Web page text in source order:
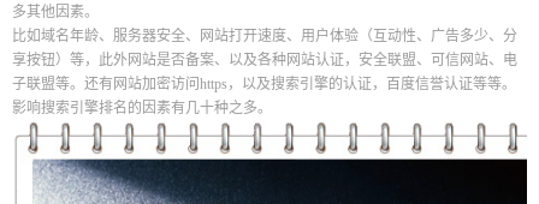
多其他因素。
比如域名年龄、服务器安全、网站打开速度、用户体验（互动性、广告多少、分
享按钮）等，此外网站是否备案、以及各种网站认证，安全联盟、可信网站、电
子联盟等。还有网站加密访问https，以及搜索引擎的认证，百度信誉认证等等。
影响搜索引擎排名的因素有几十种之多。